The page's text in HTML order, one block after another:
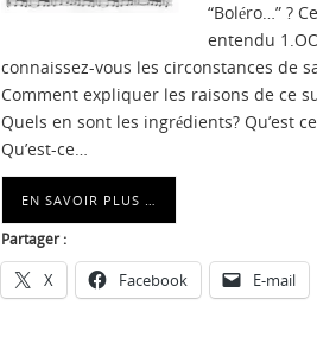
“Boléro…” ?
entendu
connaissez-vous les circonstances de
Comment expliquer les raisons de ce
Quels en sont les ingrédients? Qu’est
Qu’est-ce…
EN SAVOIR PLUS …
Partager :
X Facebook E-mail